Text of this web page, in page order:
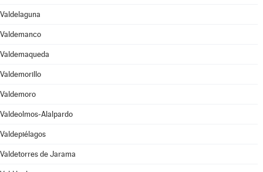
Valdelaguna
Valdemanco
Valdemaqueda
Valdemorillo
Valdemoro
Valdeolmos-Alalpardo
Valdepiélagos
Valdetorres de Jarama